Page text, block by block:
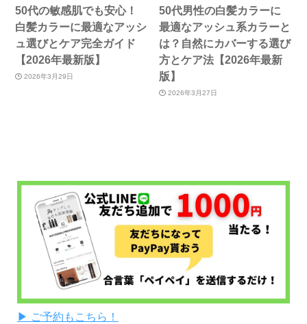
50代の敏感肌でも安心！
白髪カラーに最適なアッシ
ュ選びとケア完全ガイド
【2026年最新版】
2026年3月29日
50代男性の白髪カラーに
最適なアッシュ系カラーと
は？自然にカバーする選び
方とケア法【2026年最新
版】
2026年3月27日
▶ ご予約もこちら！